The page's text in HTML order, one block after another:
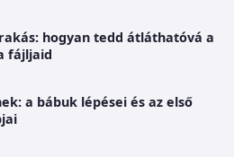
hogyan tedd átláthatóvá a
fájljaid
a bábuk lépései és az első